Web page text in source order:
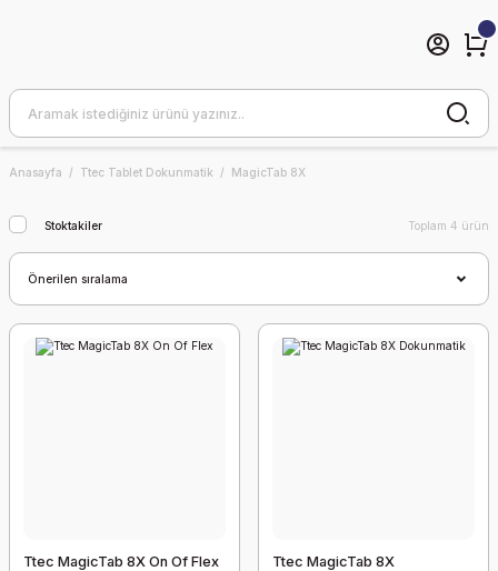
Anasayfa Ttec Tablet Dokunmatik MagicTab 8X
Stoktakiler Toplam 4 ürün
Ttec MagicTab 8X On Of Flex
Ttec MagicTab 8X